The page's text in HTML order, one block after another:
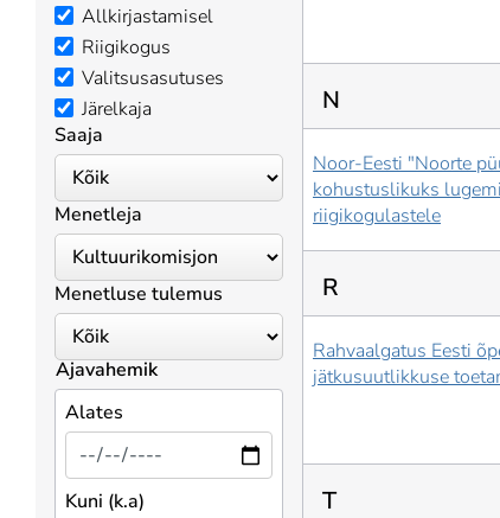
Allkirjastamisel
Riigikogus
Valitsusasutuses
Järelkaja
Saaja
Menetleja
Menetluse tulemus
Ajavahemik
Alates
Kuni (k.a)
N
Noor-Eesti "Noorte
kohustuslikuks
riigikogulastele
R
Rahvaalgatus Eesti
jätkusuutlikkuse
T